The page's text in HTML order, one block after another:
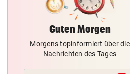
Guten Morgen
Morgens topinformiert über die
Nachrichten des Tages